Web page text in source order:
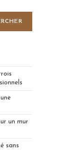
un mur
sans